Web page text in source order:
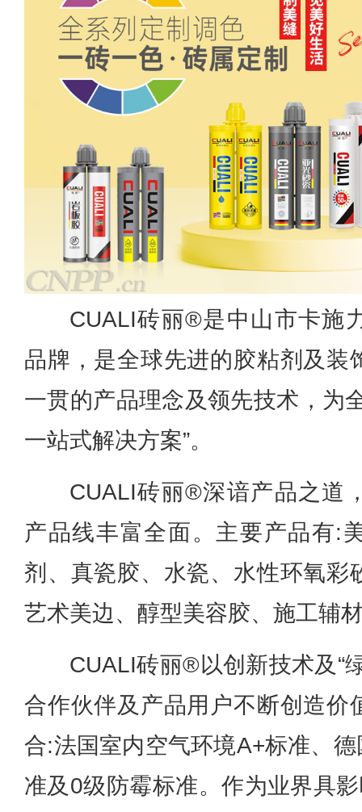
CUALI砖丽®是中山市卡施
品牌，是全球先进的胶粘剂及装
一贯的产品理念及领先技术，为
一站式解决方案”。
CUALI砖丽®深谙产品之道
产品线丰富全面。主要产品有:
剂、真瓷胶、水瓷、水性环氧彩
艺术美边、醇型美容胶、施工辅
CUALI砖丽®以创新技术及“
合作伙伴及产品用户不断创造价
合:法国室内空气环境A+标准、
准及0级防霉标准。作为业界具